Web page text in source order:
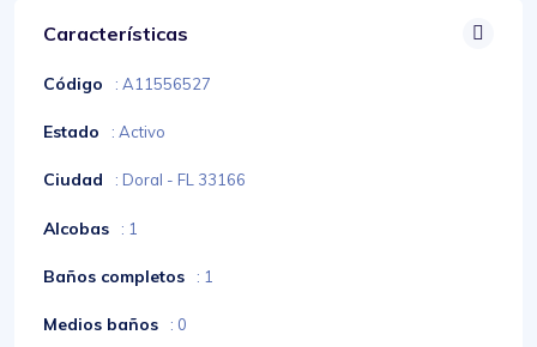
Características
Código : A11556527
Estado : Activo
Ciudad : Doral - FL 33166
Alcobas : 1
Baños completos : 1
Medios baños : 0